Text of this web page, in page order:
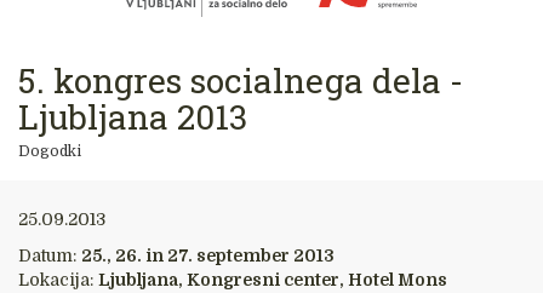
5. kongres socialnega dela -
Ljubljana 2013
Dogodki
25.09.2013
Datum: 25., 26. in 27. september 2013
Lokacija: Ljubljana, Kongresni center, Hotel Mons